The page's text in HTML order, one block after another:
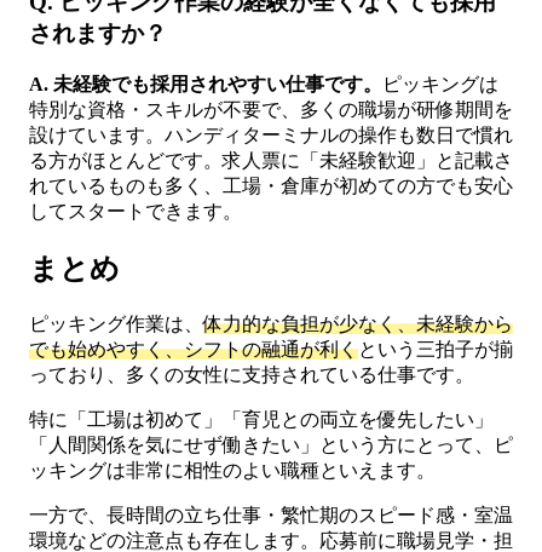
されますか？
A. 未経験でも採用されやすい仕事です。
ピッキングは
特別な資格・スキルが不要で、多くの職場が研修期間を
設けています。ハンディターミナルの操作も数日で慣れ
る方がほとんどです。求人票に「未経験歓迎」と記載さ
れているものも多く、工場・倉庫が初めての方でも安心
してスタートできます。
まとめ
ピッキング作業は、体力的な負担が少なく、未経験から
でも始めやすく、シフトの融通が利くという三拍子が揃
っており、多くの女性に支持されている仕事です。
特に「工場は初めて」「育児との両立を優先したい」
「人間関係を気にせず働きたい」という方にとって、ピ
ッキングは非常に相性のよい職種といえます。
一方で、長時間の立ち仕事・繁忙期のスピード感・室温
環境などの注意点も存在します。応募前に職場見学・担